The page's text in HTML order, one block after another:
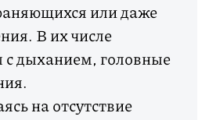
или даже
В их числе
с дыханием, головные
на отсутствие